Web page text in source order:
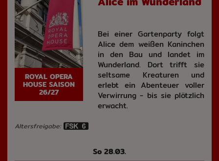
ROYAL OPERA
HOUSE SAISON
26/27
Bei einer Gartenparty folgt
Alice dem weißen Kaninchen
in den Bau und landet im
Wunderland. Dort trifft sie
seltsame Kreaturen und
erlebt ein Abenteuer voller
Verwirrung - bis sie plötzlich
erwacht.
Altersfreigabe:
So 28.03.